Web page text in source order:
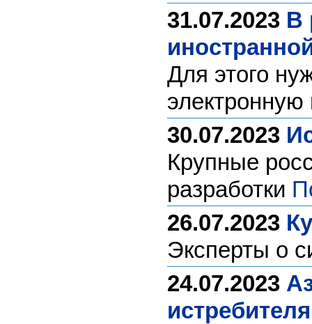
31.07.2023 В
Для этого
30.07.2023
Крупные
разработки
26.07.2023
Эксперты о
24.07.2023